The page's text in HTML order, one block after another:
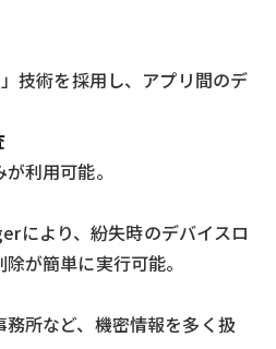
技術を採用し、アプリ間のデ
利用可能。
により、紛失時のデバイスロ
が簡単に実行可能。
所など、機密情報を多く扱